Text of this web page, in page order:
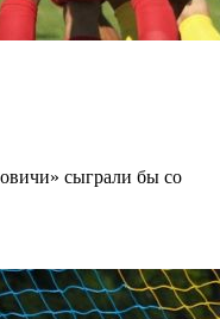
сыграли бы со